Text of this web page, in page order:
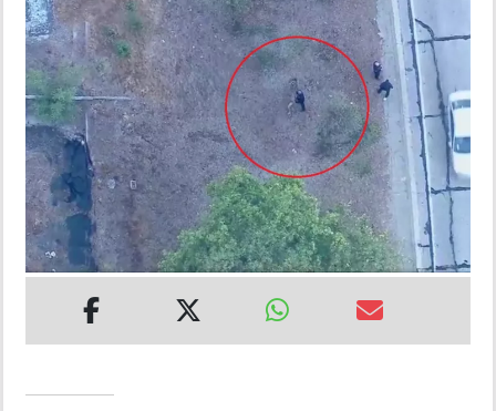
SHOW
DEPORTES
MUNDO
INSÓLITAS
MULTIMEDIA
IMPRESO